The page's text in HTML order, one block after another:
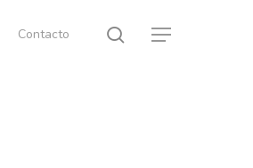
Contacto search
Menu